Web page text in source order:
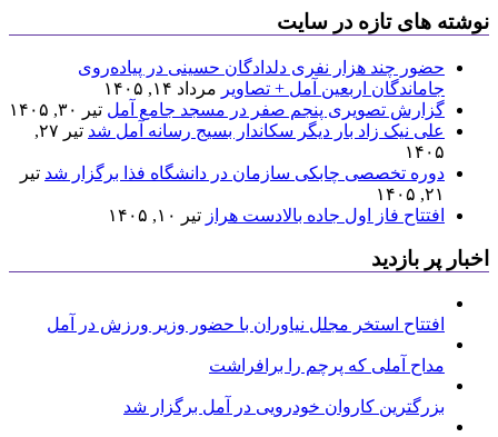
نوشته های تازه در سایت
حضور چند هزار نفری دلدادگان حسینی در پیاده‌روی
جاماندگان اربعین آمل + تصاویر مرداد ۱۴, ۱۴۰۵
گزارش تصویری پنجم صفر در مسجد جامع آمل تیر ۳۰, ۱۴۰۵
علی نیک زاد بار دیگر سکاندار بسیج رسانه آمل شد
تیر ۲۷,
۱۴۰۵
دوره تخصصی چابکی سازمان در دانشگاه فذا برگزار شد تیر
۲۱, ۱۴۰۵
افتتاح فاز اول جاده بالادست هراز تیر ۱۰, ۱۴۰۵
اخبار پر بازدید
افتتاح استخر مجلل نیاوران با حضور وزیر ورزش در آمل
مداح آملی که پرچم را برافراشت
بزرگترین کاروان خودرویی در آمل برگزار شد